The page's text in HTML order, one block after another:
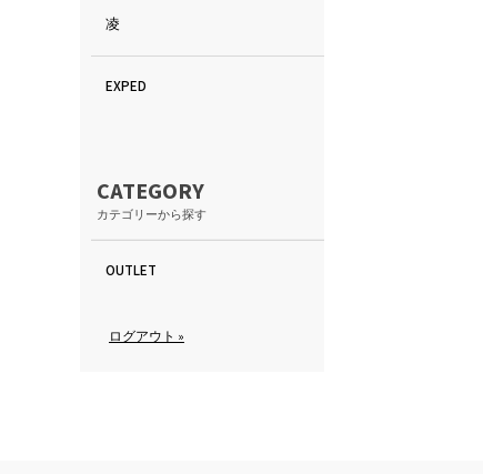
凌
EXPED
CATEGORY
カテゴリーから探す
OUTLET
ログアウト »